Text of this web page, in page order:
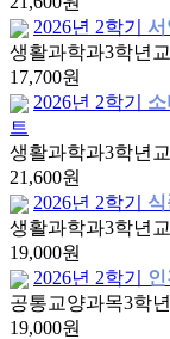
2026년 2학기
서
생활과학과3학년
17,700원
2026년 2학기
트
생활과학과3학년
21,600원
2026년 2학기
생활과학과3학년
19,000원
2026년 2학기
공통교양과목3학년
19,000원